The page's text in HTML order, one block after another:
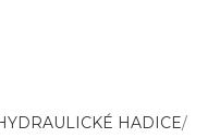
HADICE